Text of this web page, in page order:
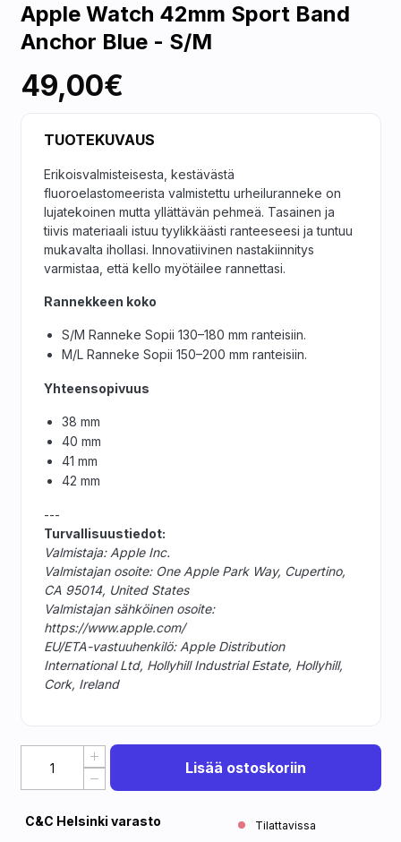
Apple Watch 42mm Sport Band
Anchor Blue - S/M
49,00€
TUOTEKUVAUS
Erikoisvalmisteisesta, kestävästä
fluoroelastomeerista valmistettu urheiluranneke on
lujatekoinen mutta yllättävän pehmeä. Tasainen ja
tiivis materiaali istuu tyylikkäästi ranteeseesi ja tuntuu
mukavalta ihollasi. Innovatiivinen nastakiinnitys
varmistaa, että kello myötäilee rannettasi.
Rannekkeen koko
S/M Ranneke Sopii 130–180 mm ranteisiin.
M/L Ranneke Sopii 150–200 mm ranteisiin.
Yhteensopivuus
38 mm
40 mm
41 mm
42 mm
---
Turvallisuustiedot:
Valmistaja: Apple Inc.
Valmistajan osoite: One Apple Park Way, Cupertino,
CA 95014, United States
Valmistajan sähköinen osoite:
https://www.apple.com/
EU/ETA-vastuuhenkilö: Apple Distribution
International Ltd, Hollyhill Industrial Estate, Hollyhill,
Cork, Ireland
Lisää ostoskoriin
C&C Helsinki varasto Tilattavissa